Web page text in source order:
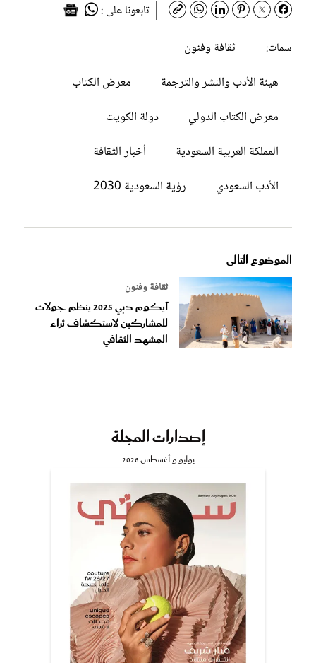
تابعونا على :
سمات:
ثقافة وفنون
هيئة الأدب والنشر والترجمة
معرض الكتاب
معرض الكتاب الدولي
دولة الكويت
المملكة العربية السعودية
أخبار الثقافة
الأدب السعودي
رؤية السعودية 2030
الموضوع التالى
ثقافة وفنون
آيكوم دبي 2025 ينظم جولات
للمشاركين لاستكشاف ثراء
المشهد الثقافي
إصدارات المجلة
يوليو و أغسطس 2026